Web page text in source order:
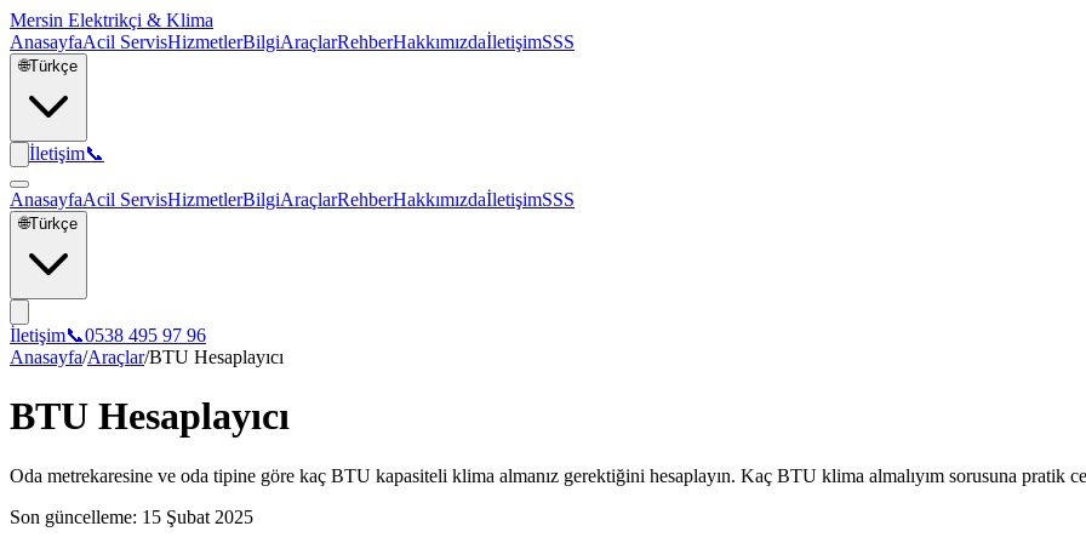
Mersin Elektrikçi & Klima
AnasayfaAcil ServisHizmetlerBilgiAraçlarRehberHakkımızdaİletişimSSS
🌐Türkçe
İletişim📞
AnasayfaAcil ServisHizmetlerBilgiAraçlarRehberHakkımızdaİletişimSSS
🌐Türkçe
İletişim📞0538 495 97 96
Anasayfa/Araçlar/BTU Hesaplayıcı
BTU Hesaplayıcı
Oda metrekaresine ve oda tipine göre kaç BTU kapasiteli klima almanız gerektiğini hesaplayın. Kaç BTU klima almalıyım sorusuna pratik
Son güncelleme: 15 Şubat 2025